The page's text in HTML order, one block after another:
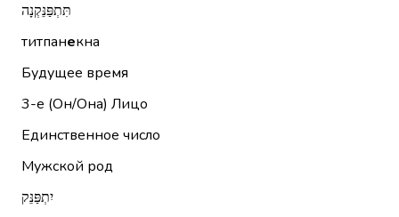
תִּתְפַּנֵּקְנָה
титпанекна
Будущее время
3-е (Он/Она) Лицо
Единственное число
Мужской род
יִתְפַּנֵּק